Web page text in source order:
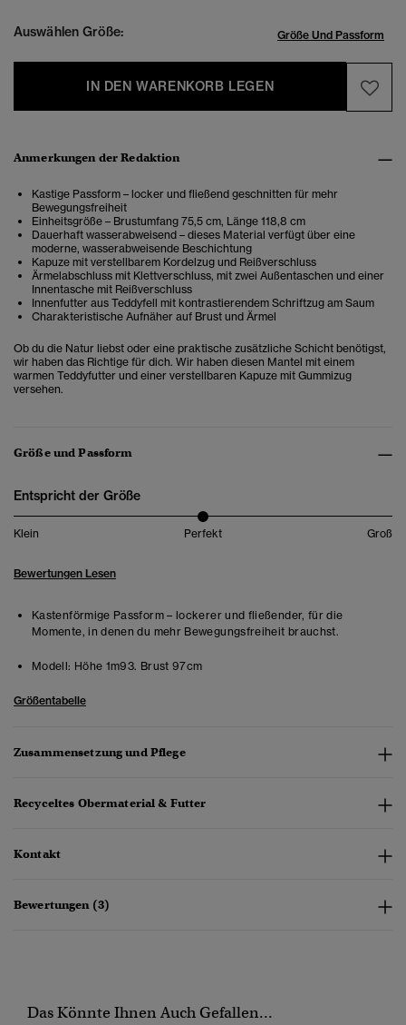
Auswählen Größe: Größe Und Passform
IN DEN WARENKORB LEGEN
Anmerkungen der Redaktion
Kastige Passform – locker und fließend geschnitten für mehr
Bewegungsfreiheit
Einheitsgröße – Brustumfang 75,5 cm, Länge 118,8 cm
Dauerhaft wasserabweisend – dieses Material verfügt über eine
moderne, wasserabweisende Beschichtung
Kapuze mit verstellbarem Kordelzug und Reißverschluss
Ärmelabschluss mit Klettverschluss, mit zwei Außentaschen und einer
Innentasche mit Reißverschluss
Innenfutter aus Teddyfell mit kontrastierendem Schriftzug am Saum
Charakteristische Aufnäher auf Brust und Ärmel
Ob du die Natur liebst oder eine praktische zusätzliche Schicht benötigst,
wir haben das Richtige für dich. Wir haben diesen Mantel mit einem
warmen Teddyfutter und einer verstellbaren Kapuze mit Gummizug
versehen.
Größe und Passform
Entspricht der Größe
Klein Perfekt Groß
Bewertungen Lesen
Kastenförmige Passform – lockerer und fließender, für die
Momente, in denen du mehr Bewegungsfreiheit brauchst.
Modell: Höhe 1m93. Brust 97cm
Größentabelle
Zusammensetzung und Pflege
Recyceltes Obermaterial & Futter
Kontakt
Bewertungen (3)
Das Könnte Ihnen Auch Gefallen...